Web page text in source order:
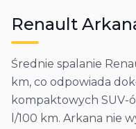
Renault
Średnie spalanie
km, co odpowiada
kompaktowych SUV-
l/100 km. Arkana nie